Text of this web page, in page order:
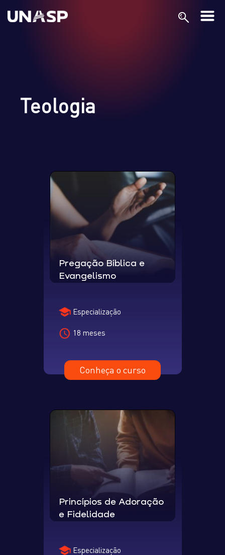
Teologia
Pregação Bíblica e
Evangelismo
Especialização
18 meses
Conheça o curso
Princípios de Adoração
e Fidelidade
Especialização